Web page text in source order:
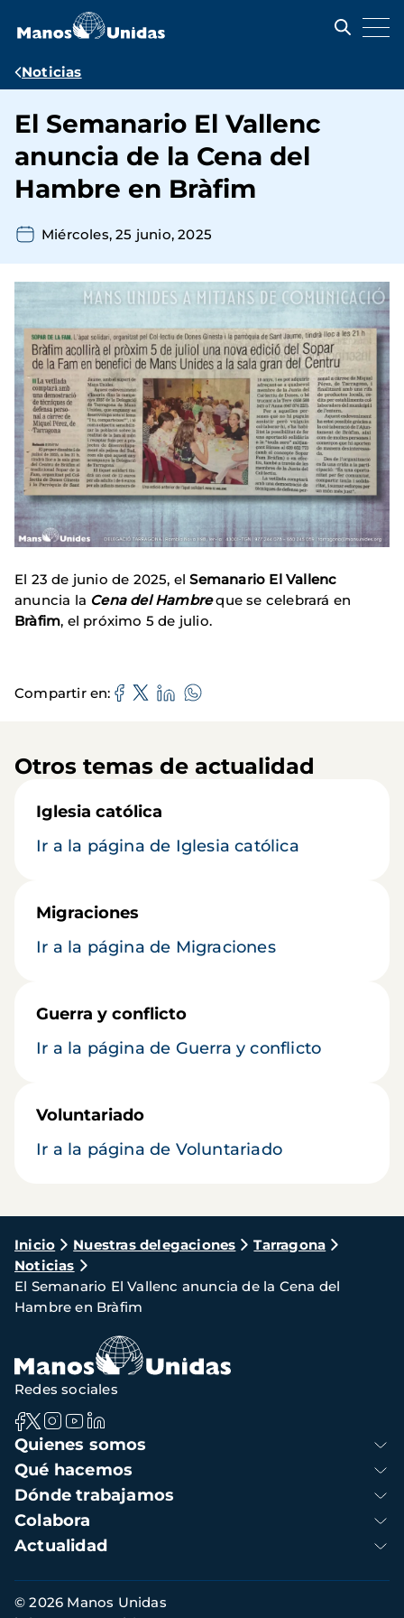
contenido
Ruta
navegación
Noticias
El Semanario El Vallenc
anuncia de la Cena del
Hambre en Bràfim
Miércoles, 25 junio, 2025
El 23 de junio de 2025, el Semanario El Vallenc
anuncia la Cena del Hambreque se celebrará en
Bràfim, el próximo 5 de julio.
Compartir en
Otros temas de actualidad
Iglesia católica
Ir a la página de Iglesia católica
Migraciones
Ir a la página de Migraciones
Guerra y conflicto
Ir a la página de Guerra y conflicto
Voluntariado
Ir a la página de Voluntariado
Ruta
de
navegación
Inicio Nuestras delegaciones
Tarragona
Noticias
El Semanario El Vallenc anuncia de la Cena del
Hambre en Bràfim
Navegación
principal
Quienes somos
Qué hacemos
Dónde trabajamos
Colabora
Actualidad
Redes sociales
Información
© 2026 Manos Unidas